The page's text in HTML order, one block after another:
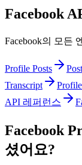
Facebook
Facebook의 모든
Profile Posts Post
Transcript
API 레퍼런스
Facebook
셨어요?